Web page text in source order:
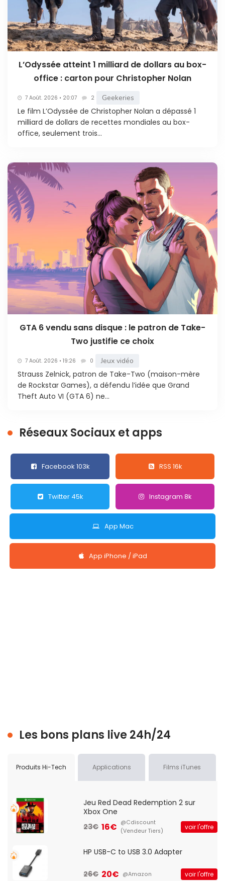
L’Odyssée atteint 1 milliard de dollars au box-
office : carton pour Christopher Nolan
7 Août. 2026 • 20:07 2 Geekeries
Le film L’Odyssée de Christopher Nolan a dépassé 1
milliard de dollars de recettes mondiales au box-
office, seulement trois...
GTA 6 vendu sans disque : le patron de Take-
Two justifie ce choix
7 Août. 2026 • 19:26 0 Jeux vidéo
Strauss Zelnick, patron de Take-Two (maison-mère
de Rockstar Games), a défendu l’idée que Grand
Theft Auto VI (GTA 6) ne...
Réseaux Sociaux et apps
Facebook 103k RSS 16k
Twitter 45k Instagram 8k
App Mac
App iPhone / iPad
Les bons plans live 24h/24
Produits Hi-Tech Applications Films iTunes
Jeu Red Dead Redemption 2 sur
Xbox One
23€ 16€ @Cdiscount
(Vendeur Tiers)
voir l'offre
HP USB-C to USB 3.0 Adapter
26€ 20€ @Amazon voir l'offre